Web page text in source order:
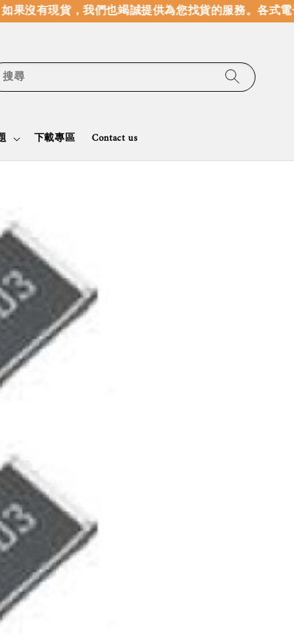
沒有現貨，我們也竭誠提供為您找貨的服務。各式電
搜尋
下載專區 Contact us